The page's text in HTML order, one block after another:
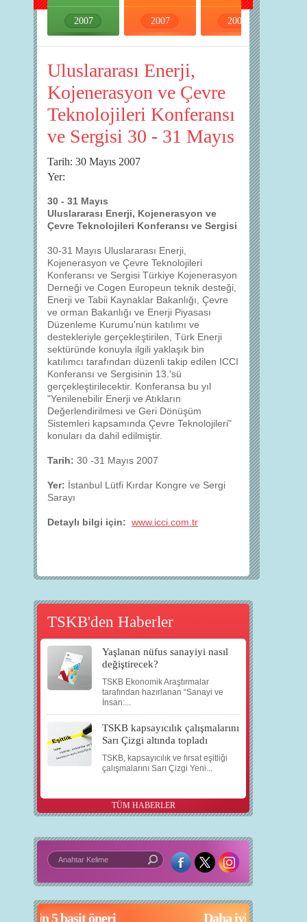
2007 2007 2007
Uluslararası Enerji,
Kojenerasyon ve Çevre
Teknolojileri Konferansı
ve Sergisi 30 - 31 Mayıs
Tarih: 30 Mayıs 2007
Yer:
30 - 31 Mayıs
Uluslararası Enerji, Kojenerasyon ve
Çevre Teknolojileri Konferansı ve Sergisi
30-31 Mayıs Uluslararası Enerji,
Kojenerasyon ve Çevre Teknolojileri
Konferansı ve Sergisi Türkiye Kojenerasyon
Derneği ve Cogen Europeun teknik desteği,
Enerji ve Tabii Kaynaklar Bakanlığı, Çevre
ve orman Bakanlığı ve Enerji Piyasası
Düzenleme Kurumu'nun katılımı ve
destekleriyle gerçekleştirilen, Türk Enerji
sektüründe konuyla ilgili yaklaşık bin
katılımcı tarafından düzenli takip edilen ICCI
Konferansı ve Sergisinin 13.'sü
gerçekleştirilecektir. Konferansa bu yıl
"Yenilenebilir Enerji ve Atıkların
Değerlendirilmesi ve Geri Dönüşüm
Sistemleri kapsamında Çevre Teknolojileri"
konuları da dahil edilmiştir.
Tarih: 30 -31 Mayıs 2007
Yer: İstanbul Lütfi Kırdar Kongre ve Sergi
Sarayı
Detaylı bilgi için: www.icci.com.tr
TSKB'den Haberler
Yaşlanan nüfus sanayiyi nasıl
değiştirecek?
TSKB Ekonomik Araştırmalar
tarafından hazırlanan “Sanayi ve
İnsan:...
TSKB kapsayıcılık çalışmalarını
Sarı Çizgi altında topladı
TSKB, kapsayıcılık ve fırsat eşitliği
çalışmalarını Sarı Çizgi Yeni...
TÜM HABERLER
5 basit öneriDaha iyi bir dünya için yapay zekâ